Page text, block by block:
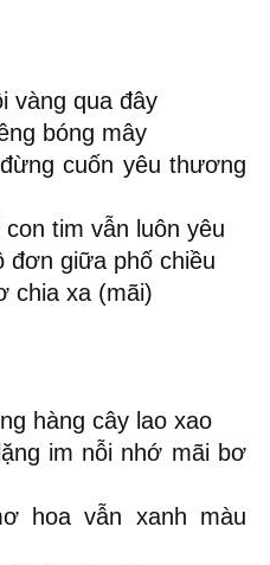
vàng qua đây
bóng mây
cuốn yêu thương
tim vẫn luôn yêu
đơn giữa phố chiều
chia xa (mãi)
hàng cây lao xao
im nỗi nhớ mãi bơ
hoa vẫn xanh màu